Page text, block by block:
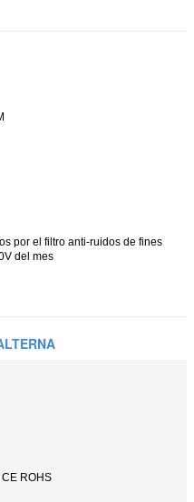
por el filtro anti-ruidos de fines
del mes
ROHS